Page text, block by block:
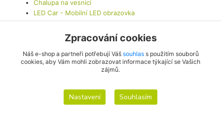
Chalupa na vesnici
LED Car - Mobilní LED obrazovka
Zpracování cookies
Náš e-shop a partneři potřebují Váš souhlass použitím souborů
cookies, aby Vám mohli zobrazovat informace týkající se Vašich
zájmů.
Nastavení Souhlasím